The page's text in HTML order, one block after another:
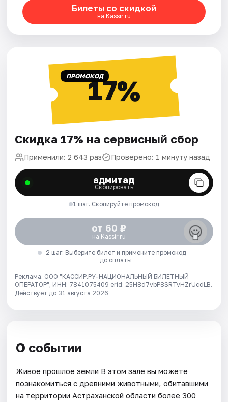
Билеты со скидкой
на Kassir.ru
ПРОМОКОД17%
Скидка 17% на сервисный сбор
Применили: 2 643 раз Проверено: 1 минуту назад
адмитад
Скопировать
1 шаг. Скопируйте промокод
от 60 ₽
на Kassir.ru
2 шаг. Выберите билет и примените промокод
до оплаты
Реклама. ООО "КАССИР.РУ-НАЦИОНАЛЬНЫЙ БИЛЕТНЫЙ
ОПЕРАТОР", ИНН: 7841075409 erid: 25H8d7vbP8SRTvHZrUcdLB.
Действует до 31 августа 2026
О событии
Живое прошлое земли В этом зале вы можете
познакомиться с древними животными, обитавшими
на территории Астраханской области более 300